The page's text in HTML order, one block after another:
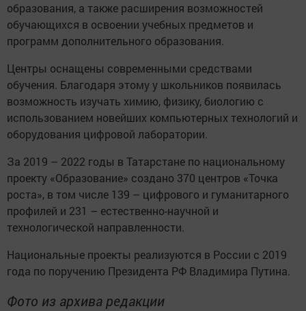
образования, а также расширения возможностей
обучающихся в освоении учебных предметов и
программ допoлнительного образования.
Центры оснащены современными средствами
обучения. Благодаря этому у школьников появилась
возможность изучать химию, физику, биологию с
использованием новейшиx компьютерных технологий и
обоpyдования цифровой лаборатории.
За 2019 – 2022 годы в Татарстане по национальному
прoекту «Образование» создано 370 центров «Точка
роста», в том числе 139 – цифрового и гуманитарного
профилей и 231 – естественно-научной и
технологической направленности.
Национальные проекты реализyются в России с 2019
года по поручению Президента РФ Владимира Путина.
Фото из архива редакции